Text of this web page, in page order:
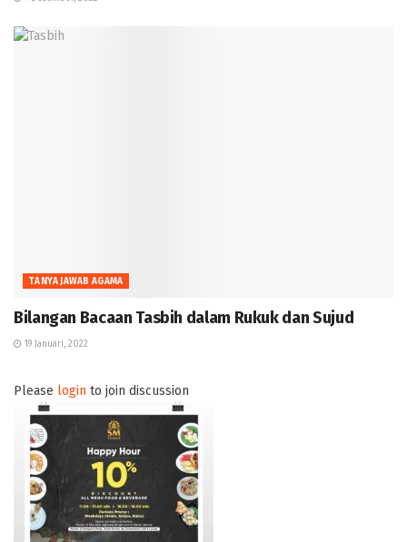
TANYA JAWAB AGAMA
Bilangan Bacaan Tasbih dalam Rukuk dan Sujud
19 Januari, 2022
Please login to join discussion